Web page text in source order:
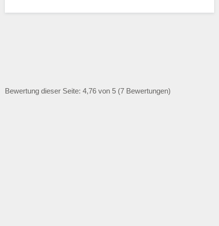
Bewertung dieser Seite: 4,76 von 5 (7 Bewertungen)